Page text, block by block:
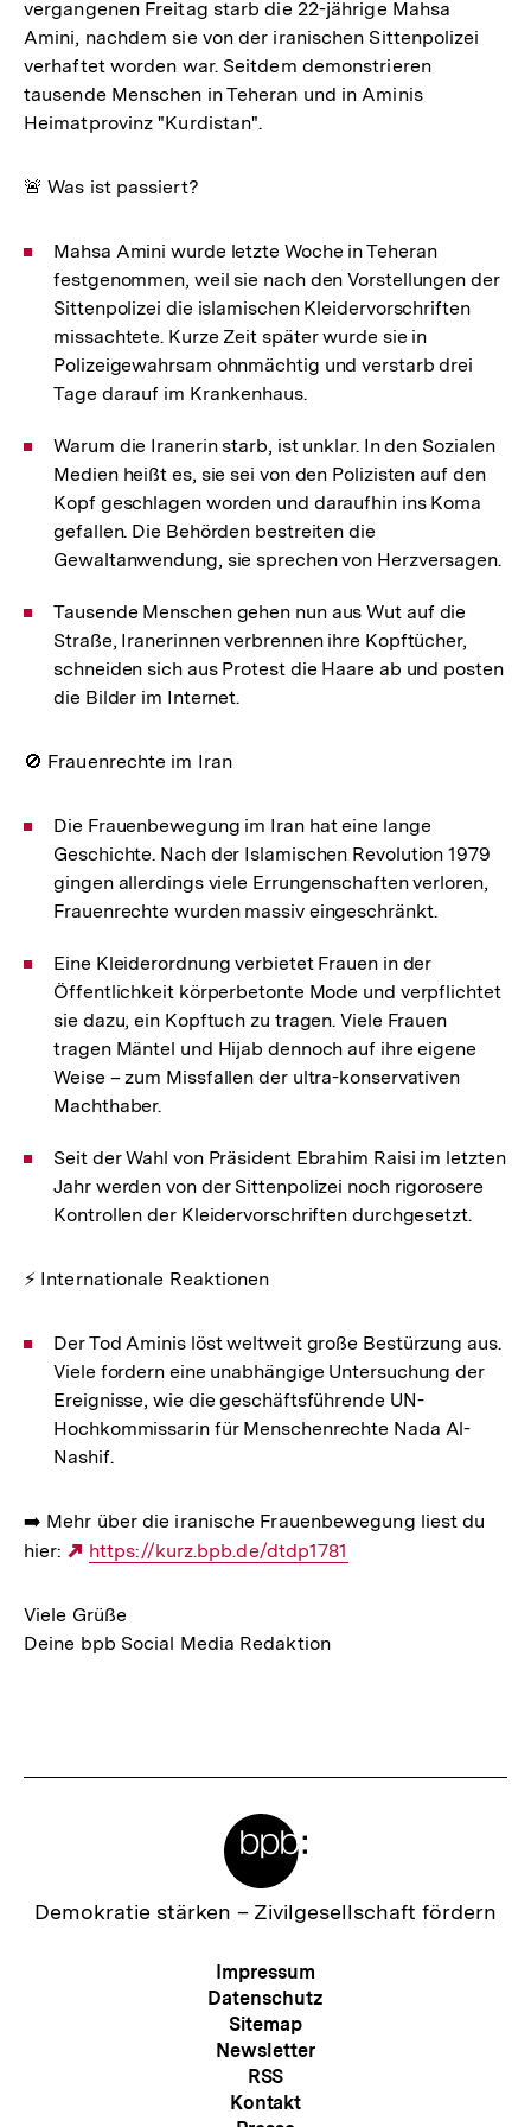
vergangenen Freitag starb die 22-jährige Mahsa
Amini, nachdem sie von der iranischen Sittenpolizei
verhaftet worden war. Seitdem demonstrieren
tausende Menschen in Teheran und in Aminis
Heimatprovinz "Kurdistan".
🚨 Was ist passiert?
Mahsa Amini wurde letzte Woche in Teheran
festgenommen, weil sie nach den Vorstellungen der
Sittenpolizei die islamischen Kleidervorschriften
missachtete. Kurze Zeit später wurde sie in
Polizeigewahrsam ohnmächtig und verstarb drei
Tage darauf im Krankenhaus.
Warum die Iranerin starb, ist unklar. In den Sozialen
Medien heißt es, sie sei von den Polizisten auf den
Kopf geschlagen worden und daraufhin ins Koma
gefallen. Die Behörden bestreiten die
Gewaltanwendung, sie sprechen von Herzversagen.
Tausende Menschen gehen nun aus Wut auf die
Straße, Iranerinnen verbrennen ihre Kopftücher,
schneiden sich aus Protest die Haare ab und posten
die Bilder im Internet.
🚫 Frauenrechte im Iran
Die Frauenbewegung im Iran hat eine lange
Geschichte. Nach der Islamischen Revolution 1979
gingen allerdings viele Errungenschaften verloren,
Frauenrechte wurden massiv eingeschränkt.
Eine Kleiderordnung verbietet Frauen in der
Öffentlichkeit körperbetonte Mode und verpflichtet
sie dazu, ein Kopftuch zu tragen. Viele Frauen
tragen Mäntel und Hijab dennoch auf ihre eigene
Weise – zum Missfallen der ultra-konservativen
Machthaber.
Seit der Wahl von Präsident Ebrahim Raisi im letzten
Jahr werden von der Sittenpolizei noch rigorosere
Kontrollen der Kleidervorschriften durchgesetzt.
⚡ Internationale Reaktionen
Der Tod Aminis löst weltweit große Bestürzung aus.
Viele fordern eine unabhängige Untersuchung der
Ereignisse, wie die geschäftsführende UN-
Hochkommissarin für Menschenrechte Nada Al-
Nashif.
➡️ Mehr über die iranische Frauenbewegung liest du
hier:
Externer
https://kurz.bpb.de/dtdp1781
Viele Grüße
Deine bpb Social Media Redaktion
Zur
Demokratie stärken – Zivilgesellschaft fördern
Meta-
Navigation
Impressum
Datenschutz
Sitemap
Newsletter
RSS
Kontakt